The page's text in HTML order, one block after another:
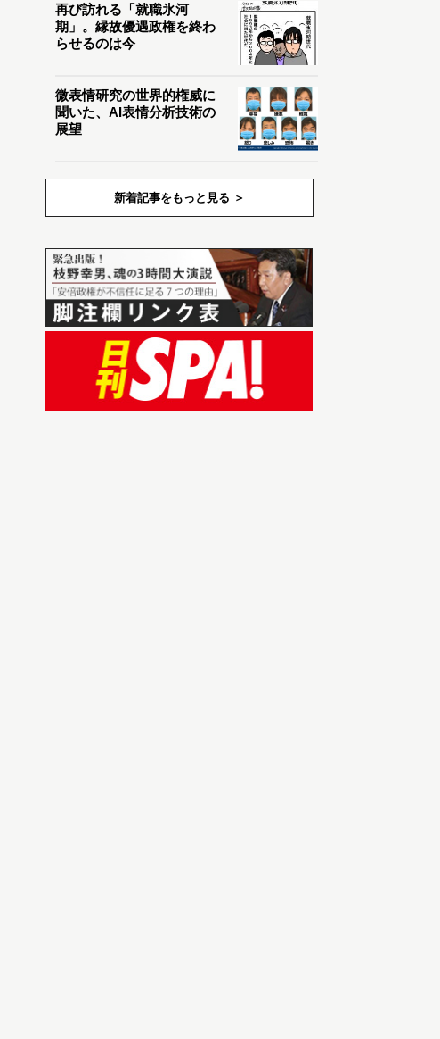
再び訪れる「就職氷河
期」。縁故優遇政権を終わ
らせるのは今
微表情研究の世界的権威に
聞いた、AI表情分析技術の
展望
新着記事をもっと見る